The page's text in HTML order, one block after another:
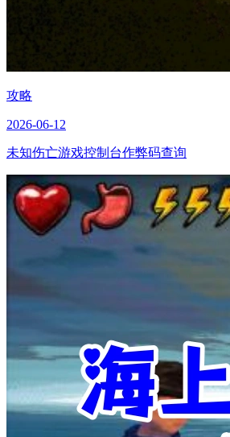
攻略
2026-06-12
未知伤亡游戏控制台作弊码查询